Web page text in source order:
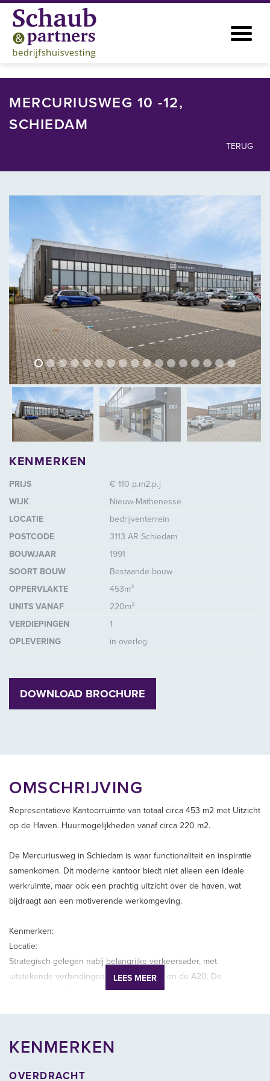
MERCURIUSWEG 10 -12,
SCHIEDAM
TERUG
vorige
vorige
KENMERKEN
PRIJS
€ 110 p.m2.p.j
WIJK
Nieuw-Mathenesse
LOCATIE
bedrijventerrein
POSTCODE
3113 AR Schiedam
BOUWJAAR
1991
SOORT BOUW
Bestaande bouw
OPPERVLAKTE
453m²
UNITS VANAF
220m²
VERDIEPINGEN
1
OPLEVERING
in overleg
DOWNLOAD BROCHURE
OMSCHRIJVING
Representatieve Kantoorruimte van totaal circa 453 m2 met Uitzicht
op de Haven. Huurmogelijkheden vanaf circa 220 m2.
De Mercuriusweg in Schiedam is waar functionaliteit en inspiratie
samenkomen. Dit moderne kantoor biedt niet alleen een ideale
werkruimte, maar ook een prachtig uitzicht over de haven, wat
bijdraagt aan een motiverende werkomgeving.
Kenmerken:
Locatie:
Strategisch gelegen nabij belangrijke verkeersader, met
uitstekende verbindingen naar Rotterdam en de A20. De
Mercuriusweg 10 – 12 te Schiedam is gelegen in het haven gebied
LEES MEER
KENMERKEN
OVERDRACHT